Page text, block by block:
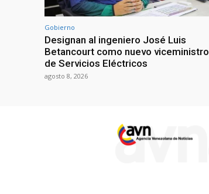
Gobierno
Designan al ingeniero José Luis
Betancourt como nuevo viceministro
de Servicios Eléctricos
agosto 8, 2026